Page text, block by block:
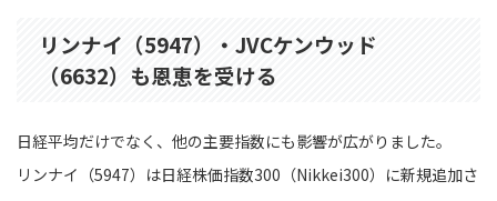
リンナイ（5947）・JVCケンウッド
（6632）も恩恵を受ける
日経平均だけでなく、他の主要指数にも影響が広がりました。
リンナイ（5947）は日経株価指数300（Nikkei300）に新規追加さ